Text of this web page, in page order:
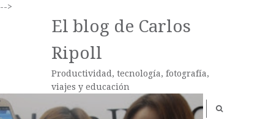
-->
El blog de Carlos
Ripoll
Productividad, tecnología, fotografía,
viajes y educación